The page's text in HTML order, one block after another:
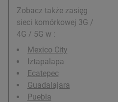
Zobacz także zasięg
sieci komórkowej 3G /
4G / 5G w :
Mexico City
Iztapalapa
Ecatepec
Guadalajara
Puebla